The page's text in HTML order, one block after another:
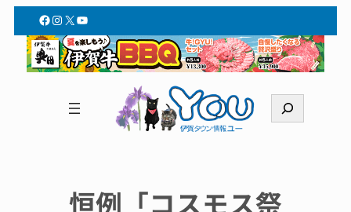
Facebook
Instagram
X YouTube
索
恒例「コスモス祭